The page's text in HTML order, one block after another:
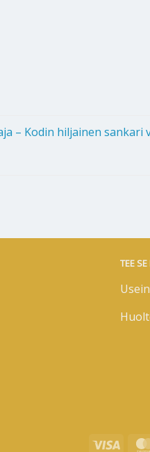
– Kodin hiljainen sankari
TEE SE
Visa